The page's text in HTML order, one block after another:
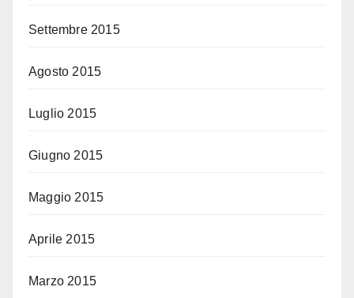
Settembre 2015
Agosto 2015
Luglio 2015
Giugno 2015
Maggio 2015
Aprile 2015
Marzo 2015